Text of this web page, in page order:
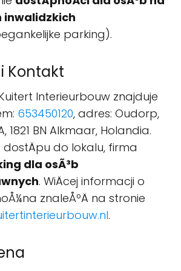
inwalidzkich
parking).
Kontakt
Interieurbouw znajduje
653450120, adres: Oudorp,
1821 BN Alkmaar, Holandia.
dostÄpu do lokalu, firma
dla osÃ³b
. WiÄcej informacji o
znaleÅºÄ na stronie
.